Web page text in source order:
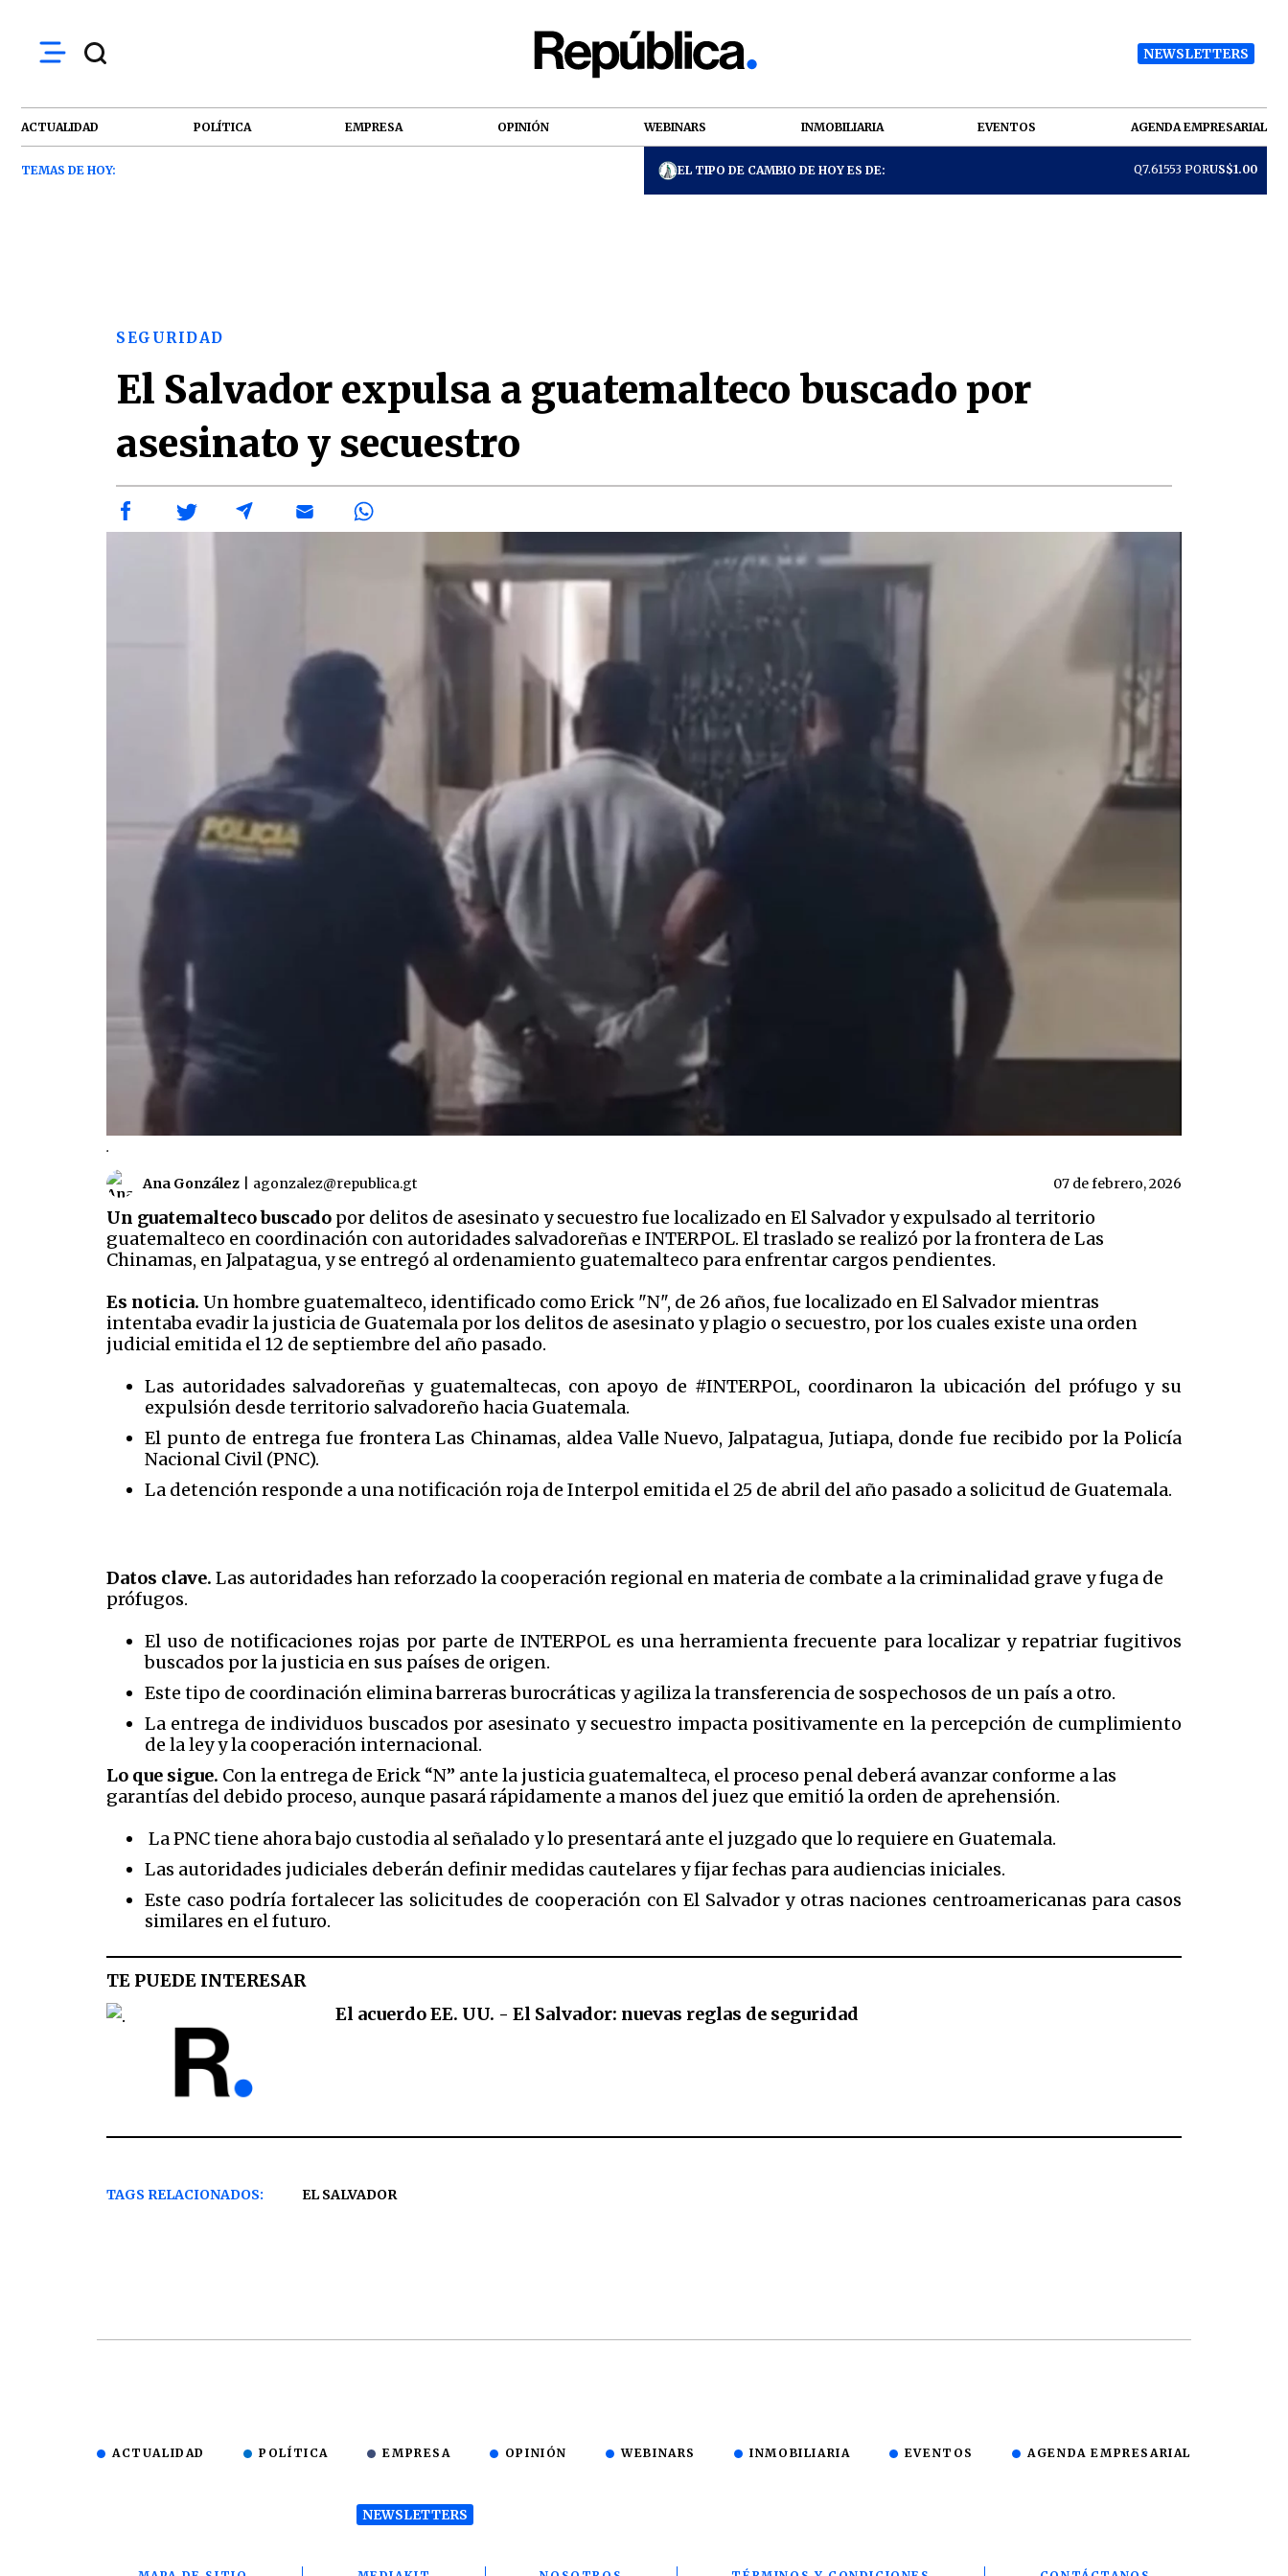
NEWSLETTERS
ACTUALIDAD POLÍTICA EMPRESA OPINIÓN WEBINARS INMOBILIARIA EVENTOS AGENDA EMPRESARIAL
TEMAS DE HOY: EL TIPO DE CAMBIO DE HOY ES DE: Q7.61553 PORUS$1.00
SEGURIDAD
El Salvador expulsa a guatemalteco buscado por
asesinato y secuestro
.
Ana González agonzalez@republica.gt 07 de febrero, 2026
Un guatemalteco buscado por delitos de asesinato y secuestro fue localizado en El Salvador y expulsado al territorio
guatemalteco en coordinación con autoridades salvadoreñas e INTERPOL. El traslado se realizó por la frontera de Las
Chinamas, en Jalpatagua, y se entregó al ordenamiento guatemalteco para enfrentar cargos pendientes.
Es noticia. Un hombre guatemalteco, identificado como Erick "N", de 26 años, fue localizado en El Salvador mientras
intentaba evadir la justicia de Guatemala por los delitos de asesinato y plagio o secuestro, por los cuales existe una orden
judicial emitida el 12 de septiembre del año pasado.
Las autoridades salvadoreñas y guatemaltecas, con apoyo de #INTERPOL, coordinaron la ubicación del prófugo y su
expulsión desde territorio salvadoreño hacia Guatemala.
El punto de entrega fue frontera Las Chinamas, aldea Valle Nuevo, Jalpatagua, Jutiapa, donde fue recibido por la Policía
Nacional Civil (PNC).
La detención responde a una notificación roja de Interpol emitida el 25 de abril del año pasado a solicitud de Guatemala.
Datos clave. Las autoridades han reforzado la cooperación regional en materia de combate a la criminalidad grave y fuga de
prófugos.
El uso de notificaciones rojas por parte de INTERPOL es una herramienta frecuente para localizar y repatriar fugitivos
buscados por la justicia en sus países de origen.
Este tipo de coordinación elimina barreras burocráticas y agiliza la transferencia de sospechosos de un país a otro.
La entrega de individuos buscados por asesinato y secuestro impacta positivamente en la percepción de cumplimiento
de la ley y la cooperación internacional.
Lo que sigue. Con la entrega de Erick “N” ante la justicia guatemalteca, el proceso penal deberá avanzar conforme a las
garantías del debido proceso, aunque pasará rápidamente a manos del juez que emitió la orden de aprehensión.
La PNC tiene ahora bajo custodia al señalado y lo presentará ante el juzgado que lo requiere en Guatemala.
Las autoridades judiciales deberán definir medidas cautelares y fijar fechas para audiencias iniciales.
Este caso podría fortalecer las solicitudes de cooperación con El Salvador y otras naciones centroamericanas para casos
similares en el futuro.
TE PUEDE INTERESAR
El acuerdo EE. UU. - El Salvador: nuevas reglas de seguridad
TAGS RELACIONADOS: EL SALVADOR
ACTUALIDAD POLÍTICA EMPRESA OPINIÓN WEBINARS INMOBILIARIA EVENTOS AGENDA EMPRESARIAL
NEWSLETTERS